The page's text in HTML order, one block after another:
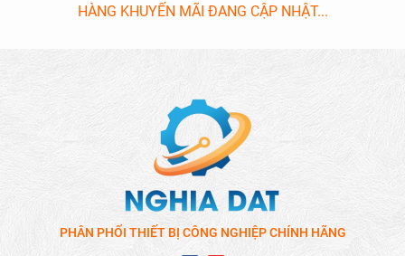
HÀNG KHUYẾN MÃI ĐANG CẬP NHẬT...
PHÂN PHỐI THIẾT BỊ CÔNG NGHIỆP CHÍNH HÃNG